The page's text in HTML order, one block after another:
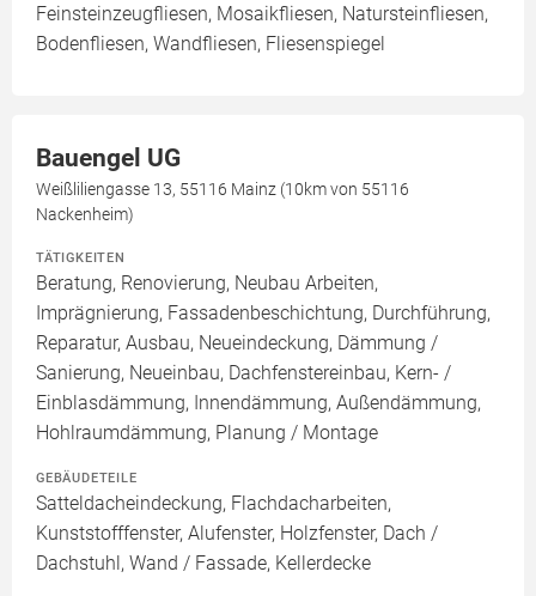
Feinsteinzeugfliesen, Mosaikfliesen, Natursteinfliesen,
Bodenfliesen, Wandfliesen, Fliesenspiegel
Bauengel UG
Weißliliengasse 13, 55116 Mainz (10km von 55116
Nackenheim)
TÄTIGKEITEN
Beratung, Renovierung, Neubau Arbeiten,
Imprägnierung, Fassadenbeschichtung, Durchführung,
Reparatur, Ausbau, Neueindeckung, Dämmung /
Sanierung, Neueinbau, Dachfenstereinbau, Kern- /
Einblasdämmung, Innendämmung, Außendämmung,
Hohlraumdämmung, Planung / Montage
GEBÄUDETEILE
Satteldacheindeckung, Flachdacharbeiten,
Kunststofffenster, Alufenster, Holzfenster, Dach /
Dachstuhl, Wand / Fassade, Kellerdecke